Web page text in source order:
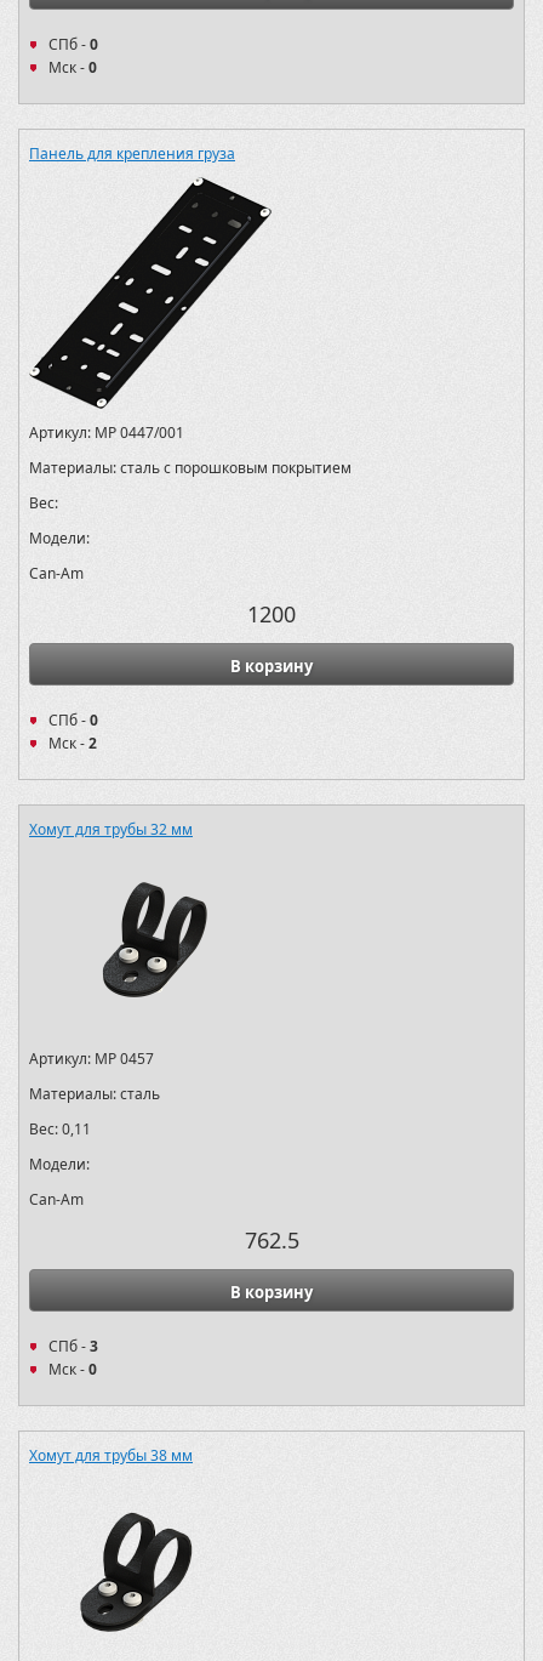
СПб -0
Мск -0
Панель для крепления груза
Артикул: MP 0447/001
Материалы:сталь с порошковым покрытием
Вес:
Модели:
Can-Am
1200
В корзину
СПб -0
Мск -2
Хомут для трубы 32 мм
Артикул: MP 0457
Материалы:сталь
Вес:0,11
Модели:
Can-Am
762.5
В корзину
СПб -3
Мск -0
Хомут для трубы 38 мм